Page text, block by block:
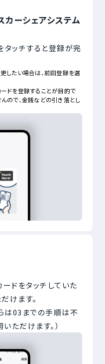
カーシェアシステム
タッチすると登録が完
したい場合は、前回登録を選
ドを登録することが目的で
ので、金銭などの引き落とし
ドをタッチしていた
けます。
は03までの手順は不
ただけます。）